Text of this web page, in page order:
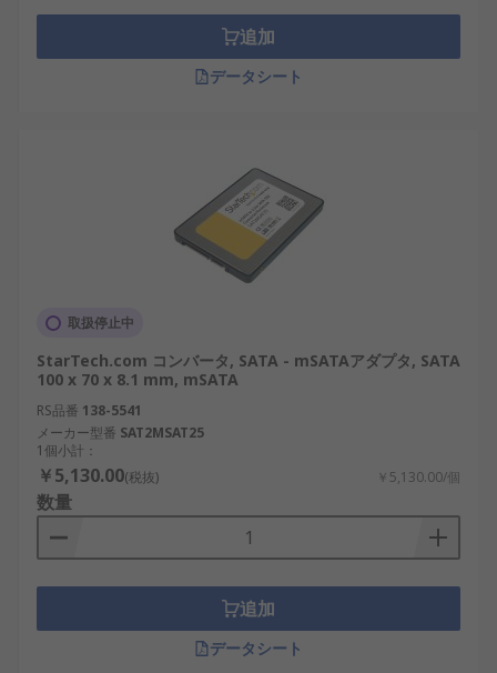
追加
データシート
取扱停止中
StarTech.com コンバータ, SATA - mSATAアダプタ, SATA
100 x 70 x 8.1 mm, mSATA
RS品番 138-5541
メーカー型番 SAT2MSAT25
1個小計：
￥5,130.00(税抜) ￥5,130.00/個
数量
追加
データシート